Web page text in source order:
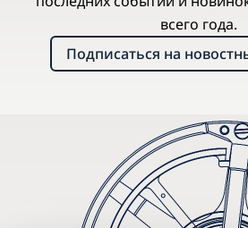
всего года.
Подписаться на